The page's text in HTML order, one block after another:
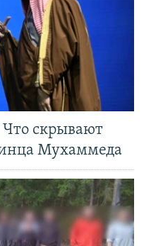
скрывают
Мухаммеда